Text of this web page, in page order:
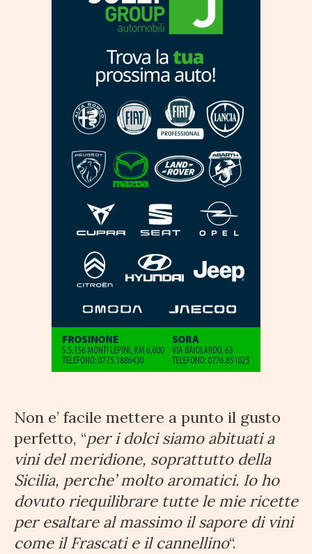
Non e’ facile mettere a punto il gusto
perfetto, “per i dolci siamo abituati a
vini del meridione, soprattutto della
Sicilia, perche’ molto aromatici. Io ho
dovuto riequilibrare tutte le mie ricette
per esaltare al massimo il sapore di vini
come il Frascati e il cannellino“.